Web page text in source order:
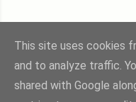
This site uses cookies
and to analyze traffic.
shared with Google